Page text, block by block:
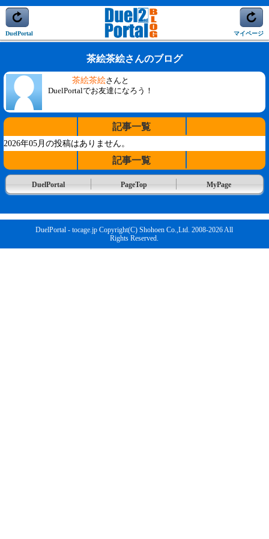
DuelPortal マイページ
茶絵茶絵さんのブログ
茶絵茶絵さんと
DuelPortalでお友達になろう！
記事一覧
2026年05月の投稿はありません。
記事一覧
DuelPortal PageTop MyPage
DuelPortal - tocage.jp Copyright(C) Shohoen Co.,Ltd. 2008-2026 All
Rights Reserved.